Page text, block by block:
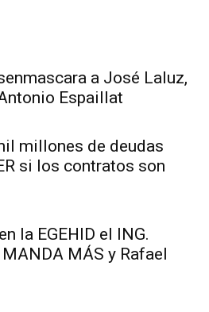
a José Laluz,
Espaillat
millones de deudas
si los contratos son
la EGEHID el ING.
MÁS y Rafael